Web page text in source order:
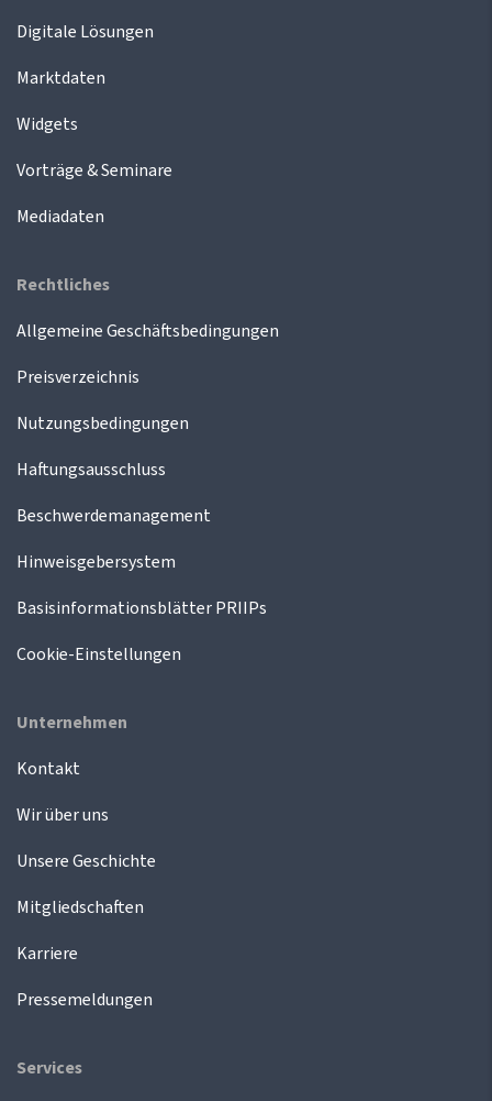
Digitale Lösungen
Marktdaten
Widgets
Vorträge & Seminare
Mediadaten
Rechtliches
Allgemeine Geschäftsbedingungen
Preisverzeichnis
Nutzungsbedingungen
Haftungsausschluss
Beschwerdemanagement
Hinweisgebersystem
Basisinformationsblätter PRIIPs
Cookie-Einstellungen
Unternehmen
Kontakt
Wir über uns
Unsere Geschichte
Mitgliedschaften
Karriere
Pressemeldungen
Services